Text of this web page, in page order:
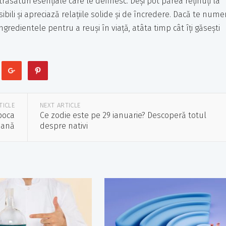
și apreciază relațiile solide și de încredere. Dacă te
pentru a reuși în viață, atâta timp cât îți găsești
NEXT ARTICLE
Ce zodie este pe 29 ianuarie? Descoperă totul
despre nativi